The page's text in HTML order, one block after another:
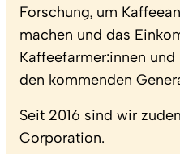
Forschung, um
machen und das
Kaffeefarmer:innen
den kommenden
Seit 2016 sind wir
Corporation.